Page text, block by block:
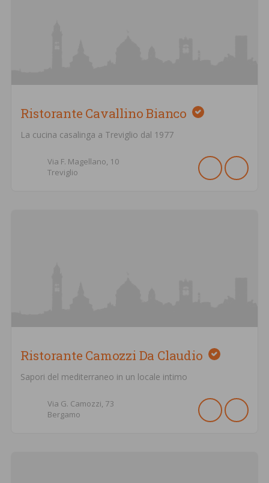
Ristorante Cavallino Bianco
La cucina casalinga a Treviglio dal 1977
Via F. Magellano, 10
Treviglio
Ristorante Camozzi Da Claudio
Sapori del mediterraneo in un locale intimo
Via G. Camozzi, 73
Bergamo